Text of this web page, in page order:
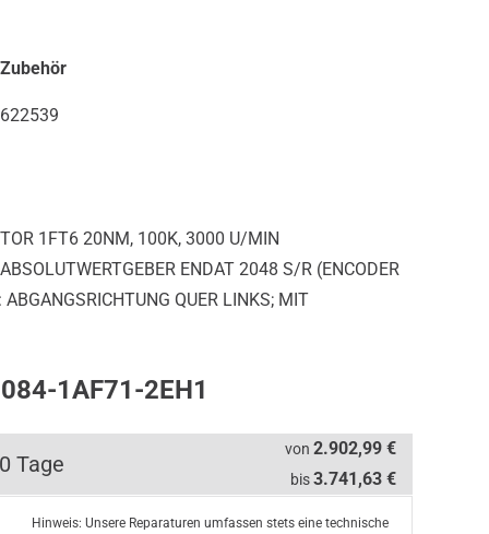
1FT6 20NM, 100K, 3000 U/MIN
ENDAT 2048 S/R (ENCODER
QUER LINKS; MIT
1AF71-2EH1
Tage
von 2.902,99 €
bis3.741,63 €
Hinweis: Unsere Reparaturen umfassen stets eine technische